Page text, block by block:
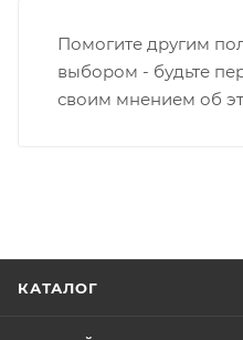
Помогите другим
выбором - будьте
своим мнением об
КАТАЛОГ